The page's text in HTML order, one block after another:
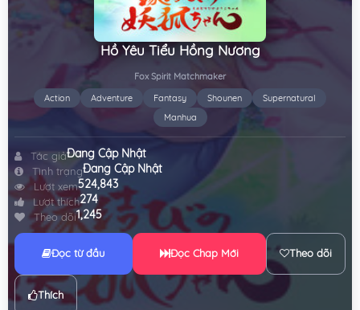
Hồ Yêu Tiểu Hồng Nương
Fox Spirit Matchmaker
Action
Adventure Fantasy Shounen
Supernatural
Manhua
Tác giảĐang Cập Nhật
Tình trạngĐang Cập Nhật
Lượt xem524,843
Lượt thích274
Theo dõi1,245
Đọc từ đầu Đọc Chap Mới Theo dõi
Thích